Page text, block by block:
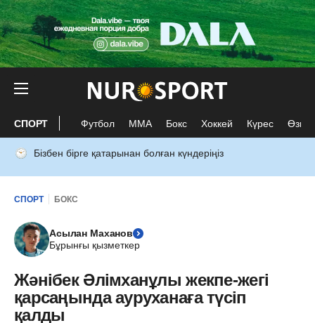
СПОРТ Футбол ММА Бокс Хоккей Күрес Өзге
Бізбен бірге қатарынан болған күндеріңіз
СПОРТ БОКС
Асылан Маханов
Бұрынғы қызметкер
Жәнібек Әлімханұлы жекпе-жегі
қарсаңында ауруханаға түсіп
қалды